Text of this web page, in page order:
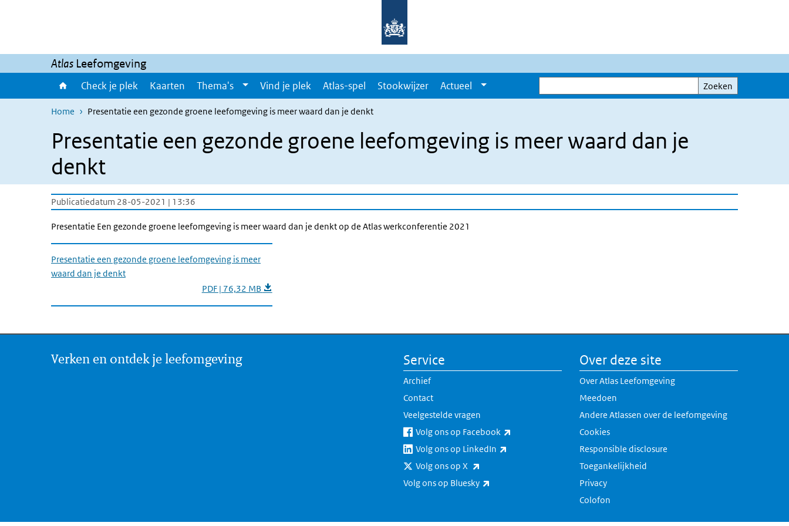
Atlas Leefomgeving
Check je plek Kaarten Thema's Vind je plek Atlas-spel Stookwijzer Actueel
Zoeken
Zoeken
Home Presentatie een gezonde groene leefomgeving is meer waard dan je denkt
Presentatie een gezonde groene leefomgeving is meer waard dan je
denkt
Publicatiedatum 28-05-2021 | 13:36
Presentatie Een gezonde groene leefomgeving is meer waard dan je denkt op de Atlas werkconferentie 2021
Presentatie een gezonde groene leefomgeving is meer
waard dan je denkt
PDF | 76,32 MB
Verken en ontdek je leefomgeving Service
Archief
Contact
Veelgestelde vragen
Volg ons op Facebook
Volg ons op LinkedIn
Volg ons op X
Volg ons op Bluesky
Over deze site
Over Atlas Leefomgeving
Meedoen
Andere Atlassen over de leefomgeving
Cookies
Responsible disclosure
Toegankelijkheid
Privacy
Colofon